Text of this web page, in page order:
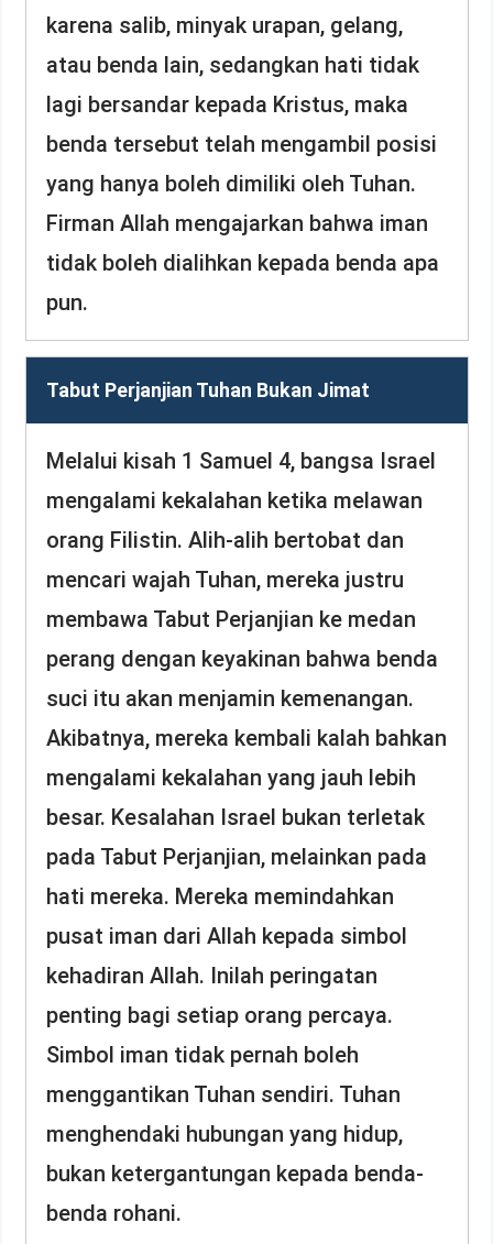
karena salib, minyak urapan, gelang,
atau benda lain, sedangkan hati tidak
lagi bersandar kepada Kristus, maka
benda tersebut telah mengambil posisi
yang hanya boleh dimiliki oleh Tuhan.
Firman Allah mengajarkan bahwa iman
tidak boleh dialihkan kepada benda apa
pun.
Tabut Perjanjian Tuhan Bukan Jimat
Melalui kisah 1 Samuel 4, bangsa Israel
mengalami kekalahan ketika melawan
orang Filistin. Alih-alih bertobat dan
mencari wajah Tuhan, mereka justru
membawa Tabut Perjanjian ke medan
perang dengan keyakinan bahwa benda
suci itu akan menjamin kemenangan.
Akibatnya, mereka kembali kalah bahkan
mengalami kekalahan yang jauh lebih
besar. Kesalahan Israel bukan terletak
pada Tabut Perjanjian, melainkan pada
hati mereka. Mereka memindahkan
pusat iman dari Allah kepada simbol
kehadiran Allah. Inilah peringatan
penting bagi setiap orang percaya.
Simbol iman tidak pernah boleh
menggantikan Tuhan sendiri. Tuhan
menghendaki hubungan yang hidup,
bukan ketergantungan kepada benda-
benda rohani.